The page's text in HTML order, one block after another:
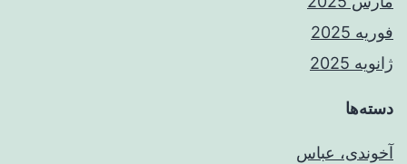
فوریه 2025
ژانویه 2025
دسته‌ها
آخوندی، عباس